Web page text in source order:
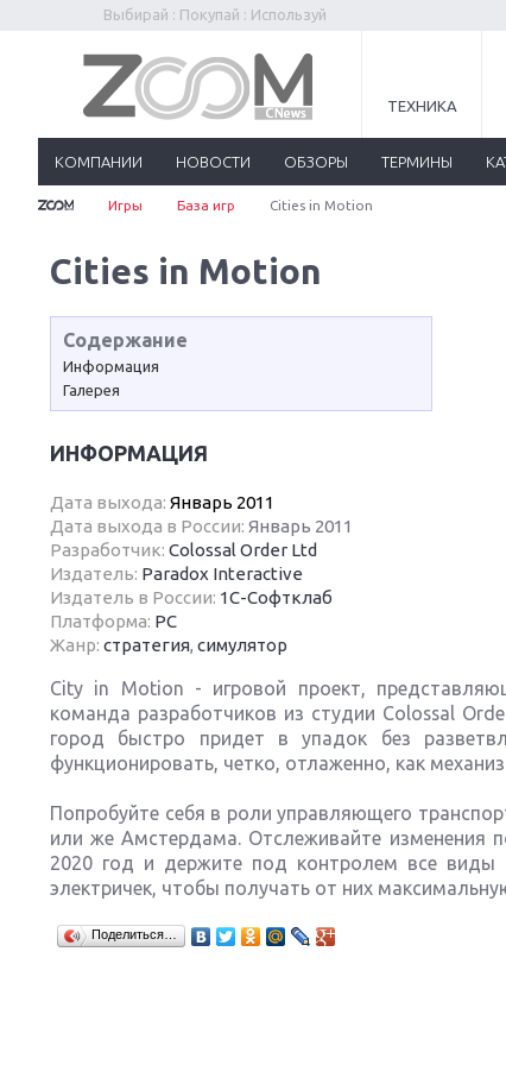
Выбирай : Покупай : Используй
ТЕХНИКА
КОМПАНИИ НОВОСТИ ОБЗОРЫ ТЕРМИНЫ
Игры База игр Cities in Motion
Cities in Motion
Содержание
Информация
Галерея
ИНФОРМАЦИЯ
Дата выхода: Январь 2011
Дата выхода в России: Январь 2011
Разработчик: Colossal Order Ltd
Издатель: Paradox Interactive
Издатель в России: 1C-Софтклаб
Платформа: PC
Жанр: стратегия, симулятор
City in Motion - игровой проект,
команда разработчиков из студии Colossal
город быстро придет в упадок без
функционировать, четко, отлаженно, как
Попробуйте себя в роли управляющего
или же Амстердама. Отслеживайте изменения
2020 год и держите под контролем все
электричек, чтобы получать от них
Поделиться…